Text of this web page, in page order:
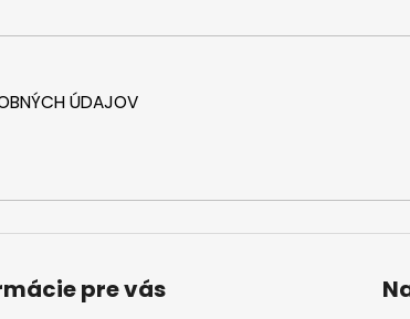
ÚDAJOV
pre vás